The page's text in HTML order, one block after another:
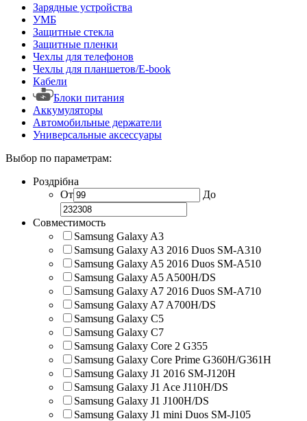
Зарядные устройства
УМБ
Защитные стекла
Защитные пленки
Чехлы для телефонов
Чехлы для планшетов/E-book
Кабели
Блоки питания
Аккумуляторы
Автомобильные держатели
Универсальные аксессуары
Выбор по параметрам:
Роздрібна
От
До
Совместимость
Samsung Galaxy A3
Samsung Galaxy A3 2016 Duos SM-A310
Samsung Galaxy A5 2016 Duos SM-A510
Samsung Galaxy A5 A500H/DS
Samsung Galaxy A7 2016 Duos SM-A710
Samsung Galaxy A7 A700H/DS
Samsung Galaxy C5
Samsung Galaxy C7
Samsung Galaxy Core 2 G355
Samsung Galaxy Core Prime G360H/G361H
Samsung Galaxy J1 2016 SM-J120H
Samsung Galaxy J1 Ace J110H/DS
Samsung Galaxy J1 J100H/DS
Samsung Galaxy J1 mini Duos SM-J105